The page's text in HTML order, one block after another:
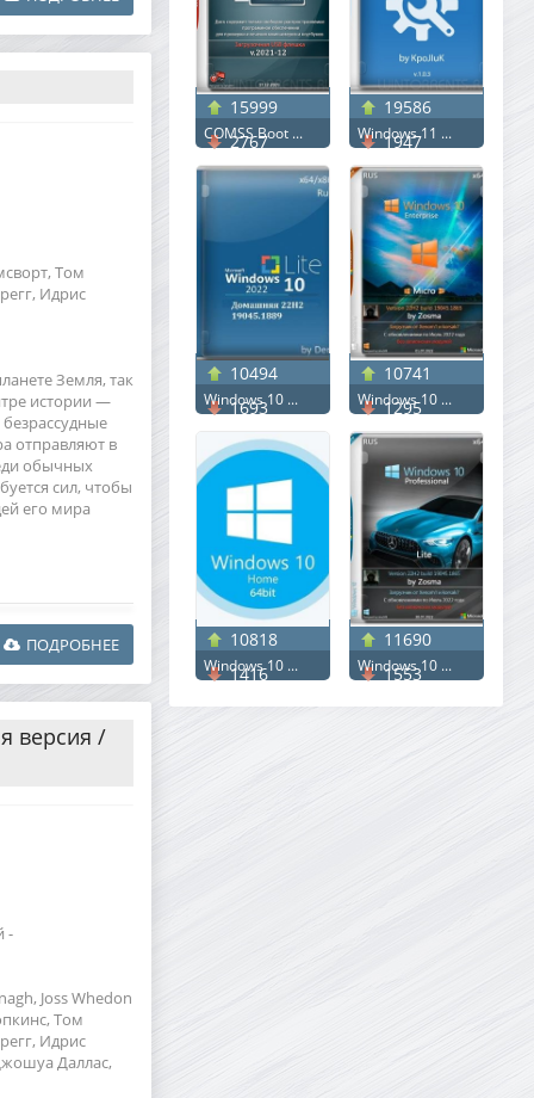
Том
Идрис
Земля, так
истории —
отправляют в
обычных
сил, чтобы
его мира
ПОДРОБНЕЕ
версия /
-
Joss Whedon
Том
Идрис
Даллас,
15999
2767
COMSS Boot ...
19586
1947
Windows 11 ...
10494
1693
Windows 10 ...
10741
1295
Windows 10 ...
10818
1416
Windows 10 ...
11690
1553
Windows 10 ...